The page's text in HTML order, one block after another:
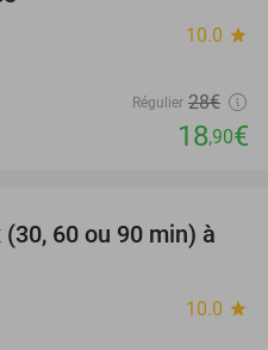
10.0 star
Régulier 28€
18,90€
60%
60 ou 90 min) à
10.0 star